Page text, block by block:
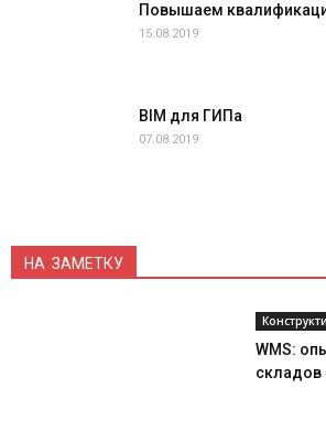
Повышаем
15.08.2019
BIM для ГИПа
07.08.2019
НА ЗАМЕТКУ
WMS: